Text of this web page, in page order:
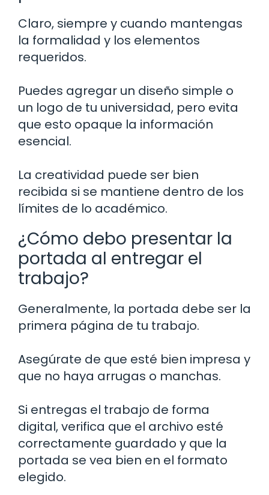
Claro, siempre y cuando mantengas
la formalidad y los elementos
requeridos.
Puedes agregar un diseño simple o
un logo de tu universidad, pero evita
que esto opaque la información
esencial.
La creatividad puede ser bien
recibida si se mantiene dentro de los
límites de lo académico.
¿Cómo debo presentar la
portada al entregar el
trabajo?
Generalmente, la portada debe ser la
primera página de tu trabajo.
Asegúrate de que esté bien impresa y
que no haya arrugas o manchas.
Si entregas el trabajo de forma
digital, verifica que el archivo esté
correctamente guardado y que la
portada se vea bien en el formato
elegido.